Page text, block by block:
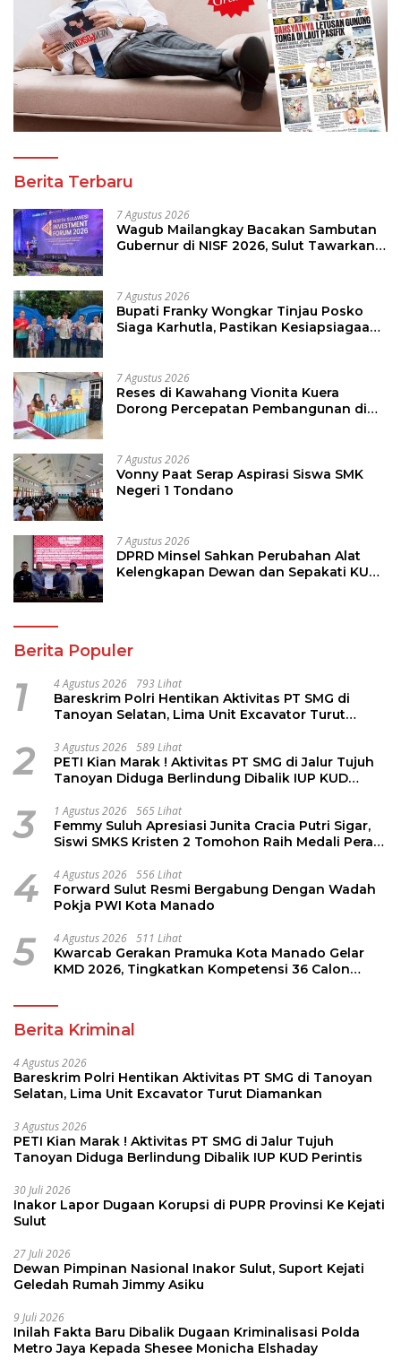
Berita Terbaru
7 Agustus 2026
Wagub Mailangkay Bacakan Sambutan
Gubernur di NISF 2026, Sulut Tawarkan
7 Agustus 2026
Bupati Franky Wongkar Tinjau Posko
Siaga Karhutla, Pastikan Kesiapsiagaan
7 Agustus 2026
Reses di Kawahang Vionita Kuera
Dorong Percepatan Pembangunan di
7 Agustus 2026
Vonny Paat Serap Aspirasi Siswa SMK
Negeri 1 Tondano
7 Agustus 2026
DPRD Minsel Sahkan Perubahan Alat
Kelengkapan Dewan dan Sepakati KUA-
Berita Populer
1 4 Agustus 2026 793 Lihat
Bareskrim Polri Hentikan Aktivitas PT SMG di
Tanoyan Selatan, Lima Unit Excavator Turut
2 3 Agustus 2026 589 Lihat
PETI Kian Marak ! Aktivitas PT SMG di Jalur Tujuh
Tanoyan Diduga Berlindung Dibalik IUP KUD
3 1 Agustus 2026 565 Lihat
Femmy Suluh Apresiasi Junita Cracia Putri Sigar,
Siswi SMKS Kristen 2 Tomohon Raih Medali Perak
4 4 Agustus 2026 556 Lihat
Forward Sulut Resmi Bergabung Dengan Wadah
Pokja PWI Kota Manado
5 4 Agustus 2026 511 Lihat
Kwarcab Gerakan Pramuka Kota Manado Gelar
KMD 2026, Tingkatkan Kompetensi 36 Calon
Berita Kriminal
4 Agustus 2026
Bareskrim Polri Hentikan Aktivitas PT SMG di Tanoyan
Selatan, Lima Unit Excavator Turut Diamankan
3 Agustus 2026
PETI Kian Marak ! Aktivitas PT SMG di Jalur Tujuh
Tanoyan Diduga Berlindung Dibalik IUP KUD Perintis
30 Juli 2026
Inakor Lapor Dugaan Korupsi di PUPR Provinsi Ke Kejati
Sulut
27 Juli 2026
Dewan Pimpinan Nasional Inakor Sulut, Suport Kejati
Geledah Rumah Jimmy Asiku
9 Juli 2026
Inilah Fakta Baru Dibalik Dugaan Kriminalisasi Polda
Metro Jaya Kepada Shesee Monicha Elshaday